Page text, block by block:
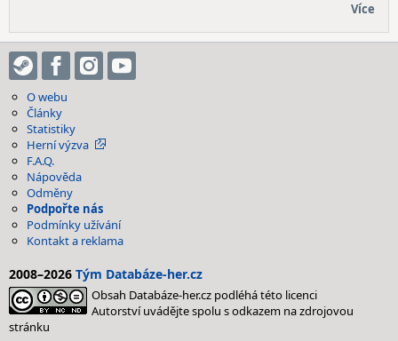
Více
O webu
Články
Statistiky
Herní výzva
F.A.Q.
Nápověda
Odměny
Podpořte nás
Podmínky užívání
Kontakt a reklama
2008–2026 Tým Databáze-her.cz
Obsah Databáze-her.cz podléhá této licenci
Autorství uvádějte spolu s odkazem na zdrojovou
stránku